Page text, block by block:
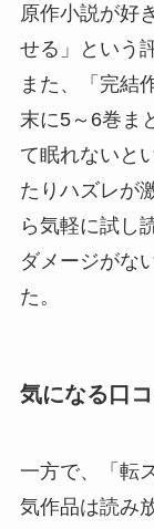
原作小説が好
せる」という
また、「完結
末に5～6巻ま
て眠れないと
たりハズレが
ら気軽に試し
ダメージがな
た。
気になる口
一方で、「転
気作品は読み